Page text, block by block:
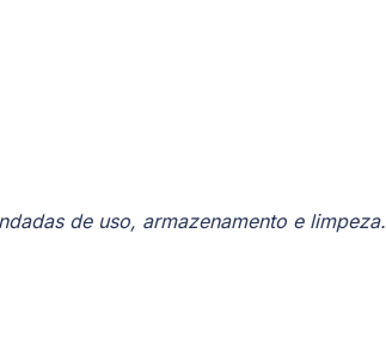
de uso, armazenamento e limpeza.